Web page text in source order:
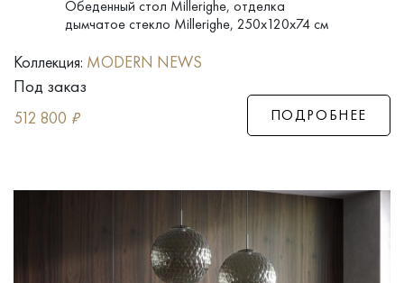
Обеденный стол Millerighe, отделка
дымчатое стекло Millerighe, 250x120x74 см
Коллекция: MODERN NEWS
Под заказ
512 800 ₽ ПОДРОБНЕЕ